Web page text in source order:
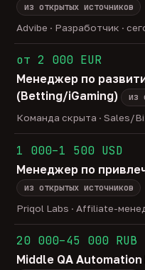
из открытых источников
Advibe · Разработчик ·
от 2 000 EUR
Менеджер по
(Betting/iGaming)
из
Команда скрыта · Sales/
1 000–1 500 USD
Менеджер по
из открытых источников
Priqol Labs · Affiliate-
20 000–45 000 RUB
Middle QA Automation